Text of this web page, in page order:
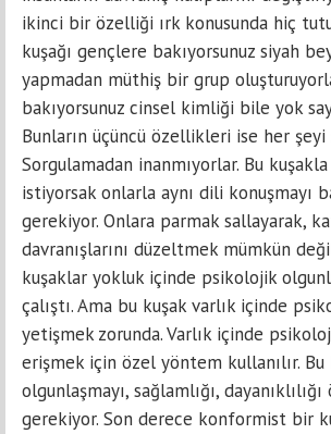
ikinci bir özelliği ırk konusunda hiç
kuşağı gençlere bakıyorsunuz siyah
yapmadan müthiş bir grup
bakıyorsunuz cinsel kimliği bile yok
Bunların üçüncü özellikleri ise her şeyi
Sorgulamadan inanmıyorlar. Bu
istiyorsak onlarla aynı dili konuşmayı
gerekiyor. Onlara parmak sallayarak,
davranışlarını düzeltmek mümkün
kuşaklar yokluk içinde psikolojik
çalıştı. Ama bu kuşak varlık içinde
yetişmek zorunda. Varlık içinde
erişmek için özel yöntem kullanılır.
olgunlaşmayı, sağlamlığı,
gerekiyor. Son derece konformist bir